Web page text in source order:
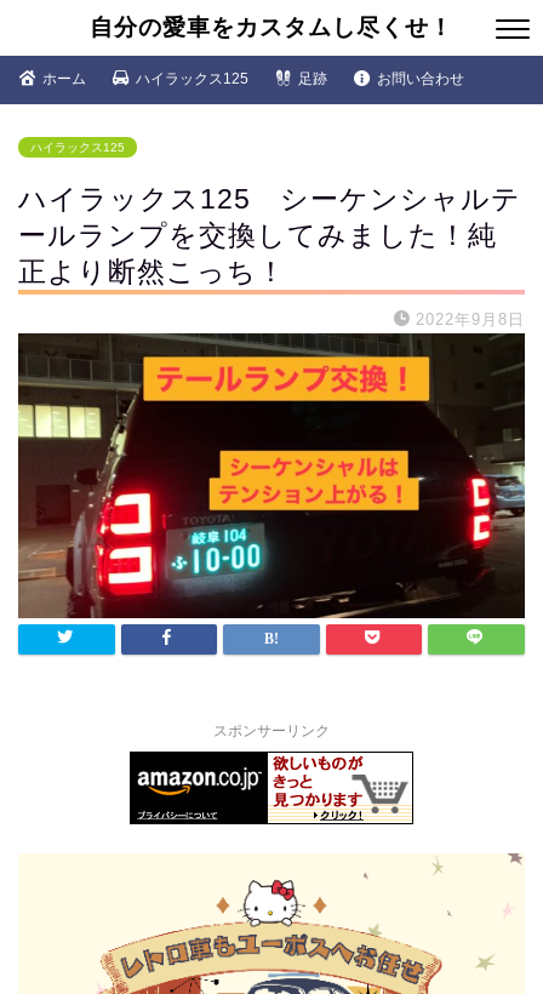
自分の愛車をカスタムし尽くせ！
ホーム ハイラックス125 足跡 お問い合わせ
ハイラックス125
ハイラックス125 シーケンシャルテ
ールランプを交換してみました！純
正より断然こっち！
2022年9月8日
スポンサーリンク